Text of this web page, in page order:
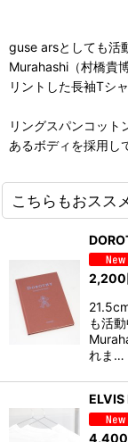
guse arsとしても活
Murahashi（村橋貴
リントした長袖Tシャ
リングスパンコット
あるボディを採用し
こちらもおスス
2,200
も活
れま…
ELVIS
4,400